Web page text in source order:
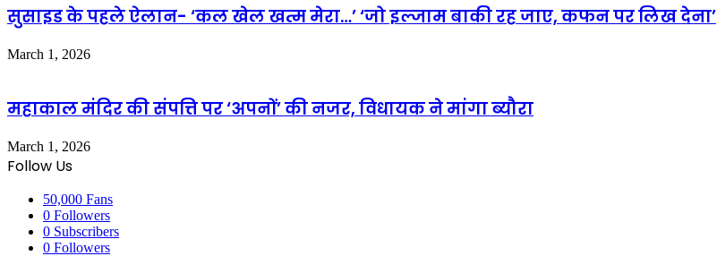
सुसाइड के पहले ऐलान- ‘कल खेल खत्म मेरा…’ ‘जो इल्जाम बाकी रह जाए, कफन पर लिख देना’
March 1, 2026
महाकाल मंदिर की संपत्ति पर ‘अपनों’ की नजर, विधायक ने मांगा ब्यौरा
March 1, 2026
Follow Us
50,000 Fans
0 Followers
0 Subscribers
0 Followers